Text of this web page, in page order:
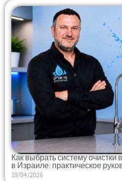
Как выбрать систему очистки
в Израиле: практическое
19/04/2026